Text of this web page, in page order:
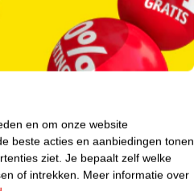
en om onze website
beste acties en aanbiedingen tonen
ziet. Je bepaalt zelf welke
of intrekken. Meer informatie over